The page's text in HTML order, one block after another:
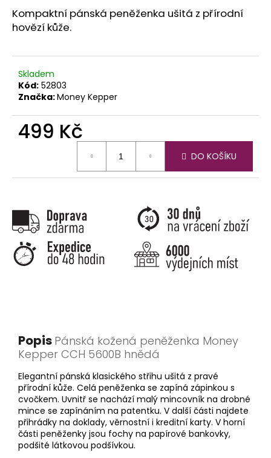
Kompaktní pánská peněženka ušitá z přírodní
hovězí kůže.
Skladem
Kód: 52803
Značka:Money Kepper
499 Kč
DO KOŠÍKU
Popis Pánská kožená peněženka Money
Kepper CCH 5600B hnědá
Elegantní pánská klasického střihu ušitá z pravé
přírodní kůže. Celá peněženka se zapíná zápinkou s
cvočkem. Uvnitř se nachází malý mincovník na drobné
mince se zapínáním na patentku. V další části najdete
přihrádky na doklady, věrnostní i kreditní karty. V horní
části peněženky jsou fochy na papírové bankovky,
podšité látkovou podšívkou.
j
e
e